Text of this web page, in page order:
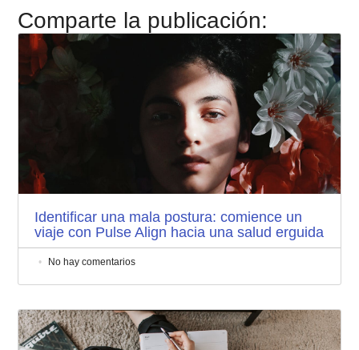
Comparte la publicación:
Identificar una mala postura: comience un
viaje con Pulse Align hacia una salud erguida
No hay comentarios